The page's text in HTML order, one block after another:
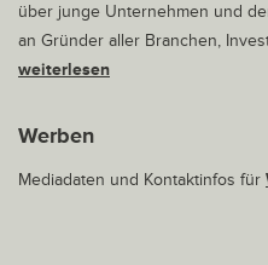
über junge Unternehmen und
an Gründer aller Branchen,
weiterlesen
Werben
Mediadaten und Kontaktinfos für